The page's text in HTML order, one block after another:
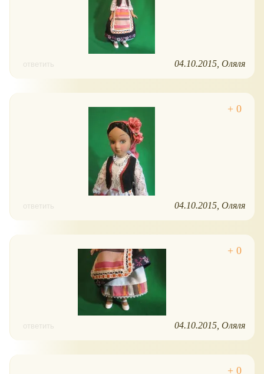
ответить 04.10.2015 Оляля
ответить 04.10.2015 Оляля
ответить 04.10.2015 Оляля